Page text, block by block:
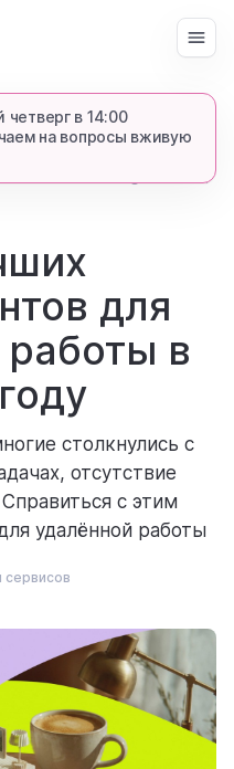
в 14:00
на вопросы вживую
бесплатно
16472 20 мин.
для
в
столкнулись с
отсутствие
с этим
удалённой работы
сервисов